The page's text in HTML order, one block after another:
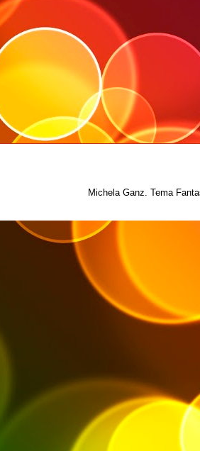
Michela Ganz. Tema